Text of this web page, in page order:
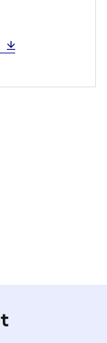
Twitter)
email